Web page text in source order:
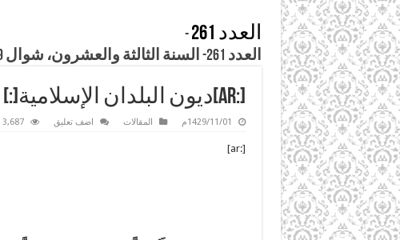
العدد 261
-
العدد 261- السنة الثالثة والعشرون، شوال 1429هـ، الموافق تشرين الأول 2008م
[:ar]ديون البلدان الإسلامية[:]
1429/11/01م المقالات اضف تعليق 3,687 زيارة
[:ar]